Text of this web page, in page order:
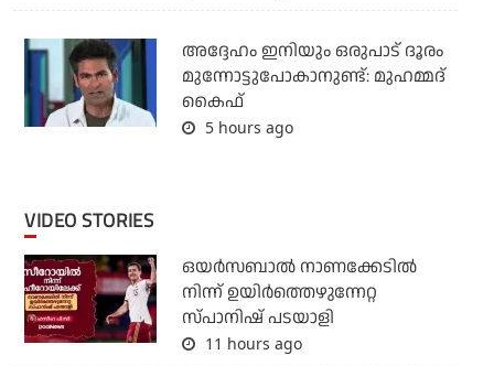
അദ്ദേഹം ഇനിയും ഒരുപാട് ദൂരം
മുന്നോട്ടുപോകാനുണ്ട്: മുഹമ്മദ്
കൈഫ്
5 hours ago
VIDEO STORIES
ഒയര്‍സബാൽ നാണക്കേടിൽ
നിന്ന് ഉയിർത്തെഴുന്നേറ്റ
സ്പാനിഷ് പടയാളി
11 hours ago